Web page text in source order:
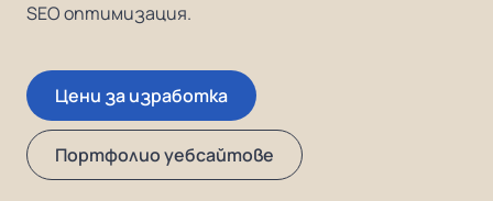
SEO оптимизация.
Цени за изработка
Портфолио уебсайтове